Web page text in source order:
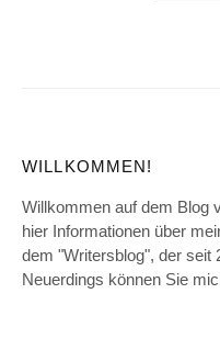
WILLKOMMEN!
Willkommen auf dem Blog
hier Informationen über
dem "Writersblog", der seit
Neuerdings können Sie